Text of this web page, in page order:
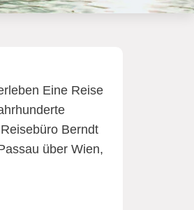
Eine Reise
Berndt
über Wien,